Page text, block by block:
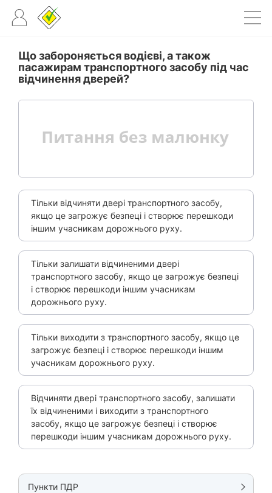
Що забороняється водієві, а також
пасажирам транспортного засобу під час
відчинення дверей?
Тільки відчиняти двері транспортного засобу,
якщо це загрожує безпеці і створює перешкоди
іншим учасникам дорожнього руху.
Тільки залишати відчиненими двері
транспортного засобу, якщо це загрожує безпеці
і створює перешкоди іншим учасникам
дорожнього руху.
Тільки виходити з транспортного засобу, якщо це
загрожує безпеці і створює перешкоди іншим
учасникам дорожнього руху.
Відчиняти двері транспортного засобу, залишати
їх відчиненими і виходити з транспортного
засобу, якщо це загрожує безпеці і створює
перешкоди іншим учасникам дорожнього руху.
Пункти ПДР